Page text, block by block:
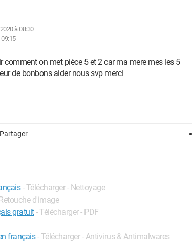
à 08:30
comment on met pièce 5 et 2 car ma mere mes les 5
de bonbons aider nous svp merci
Partager
- Télécharger - Nettoyage
d'image
gratuit- Télécharger - PDF
français - Télécharger - Antivirus & Antimalwares